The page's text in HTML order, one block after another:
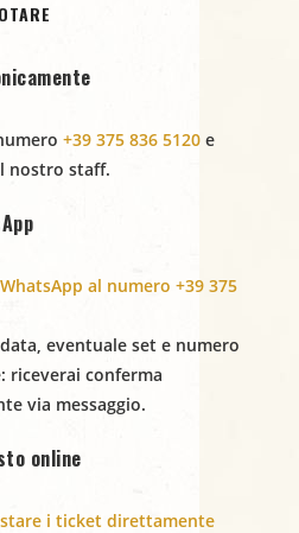
+39 375 836 5120 e
nostro staff.
WhatsApp al numero +39 375
data eventuale set e numero
: riceverai conferma
via messaggio.
online
i ticket direttamente